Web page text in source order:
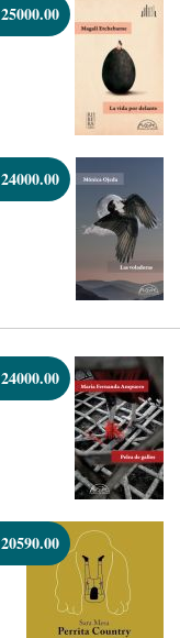
25000.00
24000.00
24000.00
20590.00